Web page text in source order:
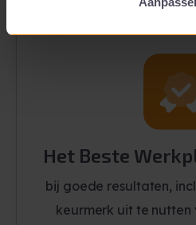
Het Beste
bij goede resultaten,
keurmerk uit te